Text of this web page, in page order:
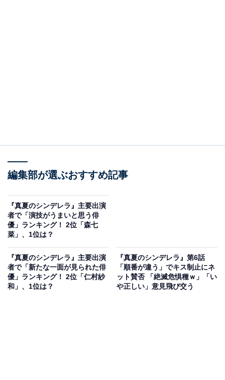
編集部が選ぶおすすめ記事
『真夏のシンデレラ』主要出演
者で「演技がうまいと思う俳
優」ランキング！ 2位「森七
菜」、1位は？
『真夏のシンデレラ』主要出演
者で「新たな一面が見られた俳
優」ランキング！ 2位「仁村紗
和」、1位は？
『真夏のシンデレラ』第6話
「順番が違う」でキス制止にネ
ット賛否 「絶滅危惧種ｗ」「い
や正しい」意見飛び交う